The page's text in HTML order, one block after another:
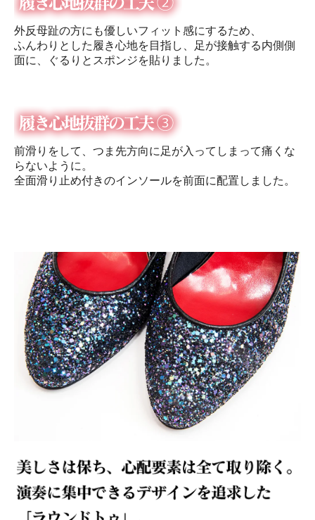
外反母趾の方にも優しいフィット感にするため、
ふんわりとした履き心地を目指し、足が接触する内側側
面に、ぐるりとスポンジを貼りました。
前滑りをして、つま先方向に足が入ってしまって痛くな
らないように。
全面滑り止め付きのインソールを前面に配置しました。